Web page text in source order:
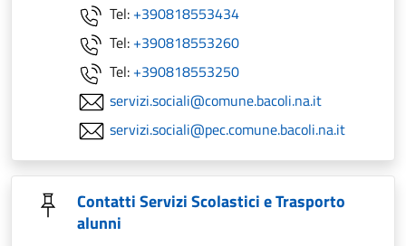
Tel: +390818553434
Tel: +390818553260
Tel: +390818553250
servizi.sociali@comune.bacoli.na.it
servizi.sociali@pec.comune.bacoli.na.it
Contatti Servizi Scolastici e Trasporto
alunni